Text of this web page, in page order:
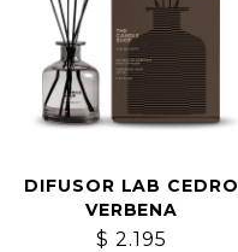
DIFUSOR LAB CEDRO
VERBENA
$ 2.195